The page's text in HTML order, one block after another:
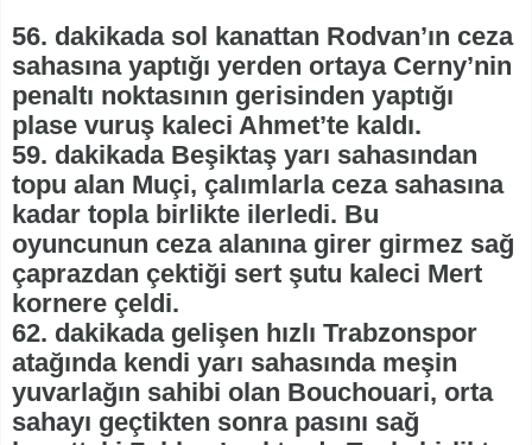
56. dakikada sol kanattan Rodvan’ın ceza
sahasına yaptığı yerden ortaya Cerny’nin
penaltı noktasının gerisinden yaptığı
plase vuruş kaleci Ahmet’te kaldı.
59. dakikada Beşiktaş yarı sahasından
topu alan Muçi, çalımlarla ceza sahasına
kadar topla birlikte ilerledi. Bu
oyuncunun ceza alanına girer girmez sağ
çaprazdan çektiği sert şutu kaleci Mert
kornere çeldi.
62. dakikada gelişen hızlı Trabzonspor
atağında kendi yarı sahasında meşin
yuvarlağın sahibi olan Bouchouari, orta
sahayı geçtikten sonra pasını sağ